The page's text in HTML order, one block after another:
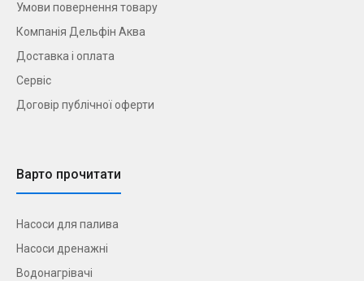
Умови повернення товару
Компанія Дельфін Аква
Доставка і оплата
Сервіс
Договір публічної оферти
Варто прочитати
Насоси для палива
Насоси дренажні
Водонагрівачі